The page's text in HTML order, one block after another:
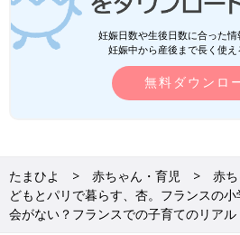
ルの品質を誇る軟水なので感動しま
飲用していました。子どもたちも「お
た。
――硬水のヨーロッパでは日本のよう
毎日ではないかもしれません。硬水
ますし、肌もつっぱる感じがあります
あとの保湿をしっかりするよう子ども
妊娠日数や生後日数に合った
妊娠中から産後まで長く使え
無料ダウンロ
たまひよ 赤ちゃん・育児 赤
どもとパリで暮らす、杏。フランスの
会がない？フランスでの子育てのリアル